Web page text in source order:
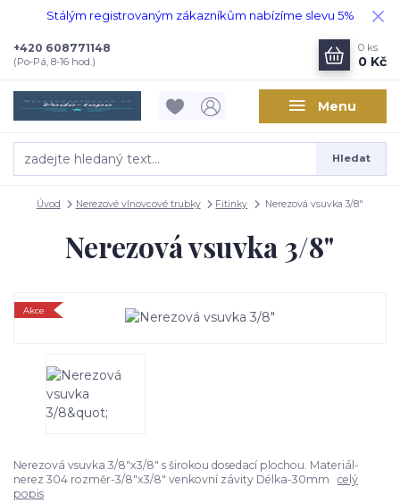
Stálým registrovaným zákazníkům nabízíme slevu 5%
Menu
Hledat
+420 608771148
(Po-Pá, 8-16 hod.)
0 ks
0 Kč
Úvod Nerezové vlnovcové trubky Fitinky Nerezová vsuvka 3/8"
Nerezová vsuvka 3/8"
Akce
Nerezová vsuvka 3/8"x3/8" s širokou dosedací plochou. Materiál-
nerez 304 rozměr-3/8"x3/8" venkovní závity Délka-30mm celý
popis